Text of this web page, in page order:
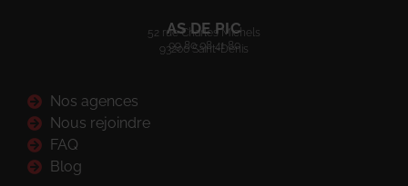
AS DE PIC
52 rue Charles Michels
93200 Saint-Denis
09 80 08 41 80
Nos agences
Nous rejoindre
FAQ
Blog